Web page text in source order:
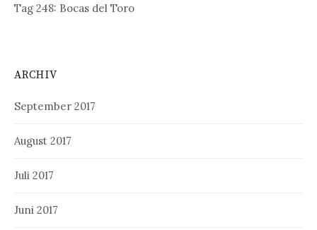
Tag 248: Bocas del Toro
ARCHIV
September 2017
August 2017
Juli 2017
Juni 2017